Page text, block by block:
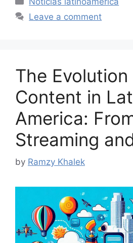
Leave a comment
The
Content in
America:
Streaming
by Ramzy Khalek